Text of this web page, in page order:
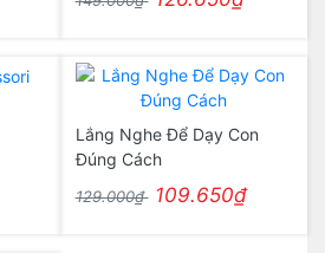
Lắng Nghe Để Dạy Con
Đúng Cách
129.000₫ 109.650₫